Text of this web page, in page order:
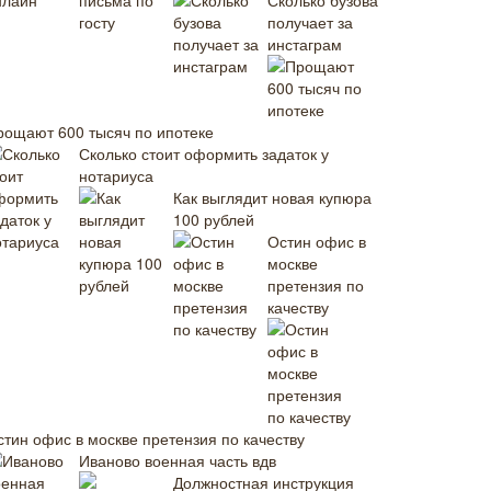
получает за
инстаграм
600 тысяч по ипотеке
Сколько стоит оформить задаток у
нотариуса
Как выглядит новая купюра
100 рублей
Остин офис в
москве
претензия по
качеству
офис в москве претензия по качеству
Иваново военная часть вдв
Должностная инструкция